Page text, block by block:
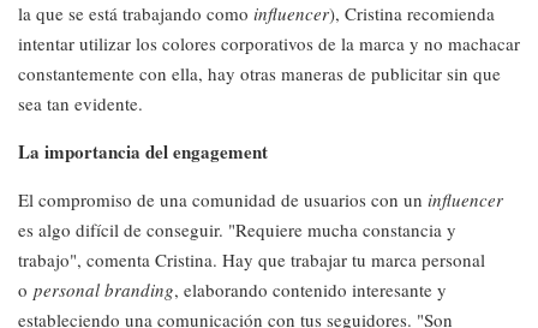
la que se está trabajando como influencer), Cristina recomienda
intentar utilizar los colores corporativos de la marca y no machacar
constantemente con ella, hay otras maneras de publicitar sin que
sea tan evidente.
La importancia del engagement
El compromiso de una comunidad de usuarios con un influencer
es algo difícil de conseguir. "Requiere mucha constancia y
trabajo", comenta Cristina. Hay que trabajar tu marca personal
o personal branding, elaborando contenido interesante y
estableciendo una comunicación con tus seguidores. "Son